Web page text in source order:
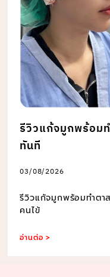
รีวิวแก้จมูกพร้อม
ทันที
03/08/2026
รีวิวแก้จมูกพร้อมทำตา
คนไข้
อ่านต่อ >